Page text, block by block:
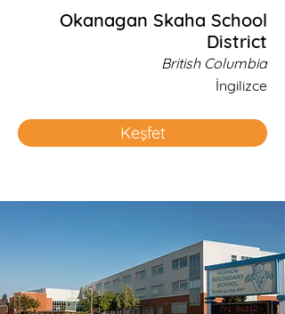
Okanagan Skaha School
District
British Columbia
İngilizce
Keşfet